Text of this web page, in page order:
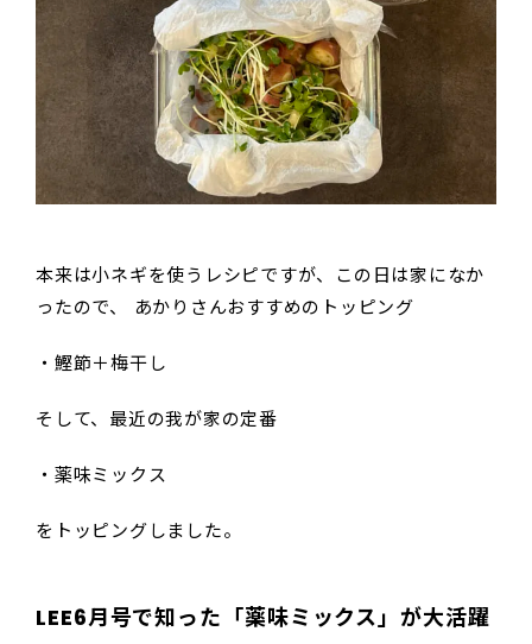
本来は小ネギを使うレシピですが、この日は家になか
ったので、 あかりさんおすすめのトッピング
・鰹節＋梅干し
そして、最近の我が家の定番
・薬味ミックス
をトッピングしました。
LEE6月号で知った「薬味ミックス」が大活躍